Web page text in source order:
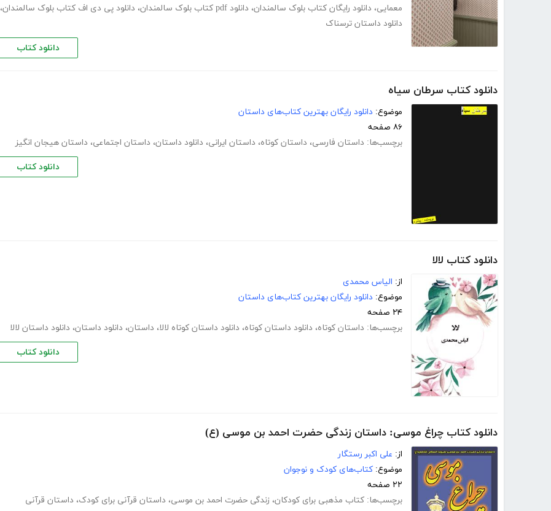
معمایی، دانلود رایگان کتاب بلوک سالمندان، دانلود pdf کتاب بلوک سالمندان ، دانلود پی دی اف کتاب بلوک سالمندان،
دانلود داستان ترسناک
دانلود کتاب
دانلود کتاب سرطان سیاه
موضوع: دانلود رایگان بهترین کتاب‌های داستان
۸۶ صفحه
برچسب‌ها: داستان فارسی، داستان کوتاه، داستان ایرانی، دانلود داستان، داستان اجتماعی، داستان هیجان انگیز
دانلود کتاب
دانلود کتاب لالا
از: الیاس محمدی
موضوع: دانلود رایگان بهترین کتاب‌های داستان
۲۴ صفحه
برچسب‌ها: داستان کوتاه، دانلود داستان کوتاه، دانلود داستان کوتاه لالا، داستان، دانلود داستان، دانلود داستان لالا
دانلود کتاب
دانلود کتاب چراغ موسی: داستان زندگی حضرت احمد بن موسی (ع)
از: علی اکبر رستگار
موضوع: کتاب‌های کودک و نوجوان
۲۲ صفحه
برچسب‌ها: کتاب مذهبی برای کودکان، زندگی حضرت احمد بن موسی، داستان قرآنی برای کودک، داستان قرآنی